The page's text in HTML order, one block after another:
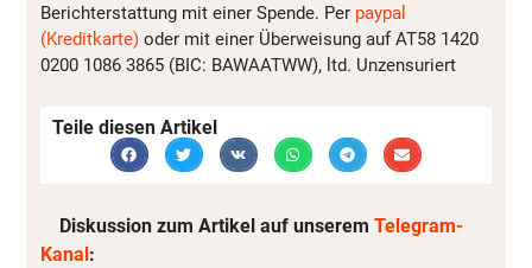
Berichterstattung mit einer Spende. Per paypal
(Kreditkarte) oder mit einer Überweisung auf AT58 1420
0200 1086 3865 (BIC: BAWAATWW), ltd. Unzensuriert
Teile diesen Artikel
Diskussion zum Artikel auf unserem Telegram-
Kanal :